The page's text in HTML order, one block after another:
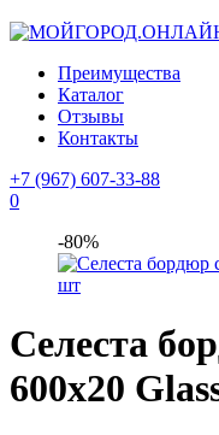
Преимущества
Каталог
Отзывы
Контакты
+7 (967) 607-33-88
0
-80%
Селеста
600х20